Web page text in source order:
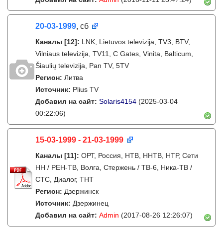
20-03-1999, сб
Каналы [12]: LNK, Lietuvos televizija, TV3, BTV,
Vilniaus televizija, TV11, C Gates, Vinita, Balticum,
Šiaulių televizija, Pan TV, 5TV
Регион: Литва
Источник: Plius TV
Добавил на сайт: Solaris4154 (2025-03-04
00:22:06)
15-03-1999 - 21-03-1999
Каналы [11]: ОРТ, Россия, НТВ, ННТВ, НТР, Сети
НН / РЕН-ТВ, Волга, Стержень / ТВ-6, Ника-ТВ /
СТС, Диалог, ТНТ
Регион: Дзержинск
Источник: Дзержинец
Добавил на сайт: Admin (2017-08-26 12:26:07)